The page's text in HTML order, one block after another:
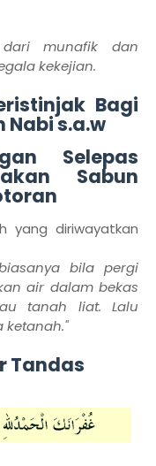
munafik dan
kekejian.
Bagi
Nabi s.a.w
Selepas
Sabun
yang diriwayatkan
bila pergi
air dalam bekas
tanah liat. Lalu
Tandas